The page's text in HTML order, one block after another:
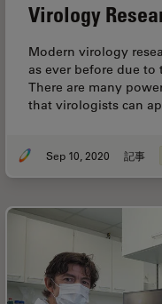
Replication with
Virology
Modern virology
as ever before due to
There are many
that virologists can
Sep 10, 2020 記事